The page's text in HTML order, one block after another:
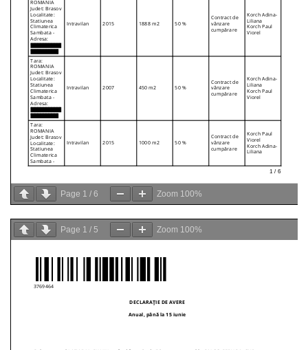
Page 1 / 6 Zoom 100%
Page 1 / 5 Zoom 100%